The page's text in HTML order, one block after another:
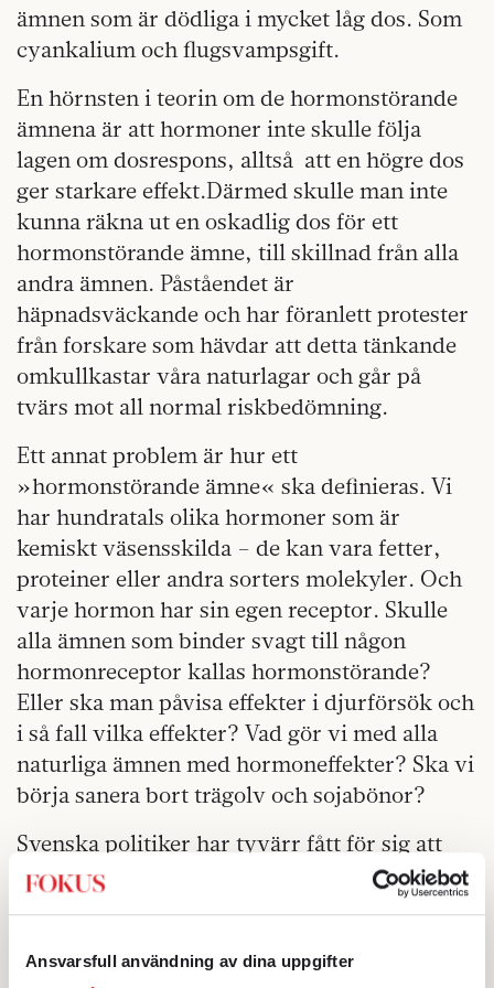
Ansvarsfull användning av dina uppgifter
ämnen som är dödliga i mycket låg dos. Som
cyankalium och flugsvampsgift.
En hörnsten i teorin om de hormonstörande
ämnena är att hormoner inte skulle följa
lagen om dosrespons, alltså att en högre dos
ger starkare effekt.Därmed skulle man inte
kunna räkna ut en oskadlig dos för ett
hormonstörande ämne, till skillnad från alla
andra ämnen. Påståendet är
häpnadsväckande och har föranlett protester
från forskare som hävdar att detta tänkande
omkullkastar våra naturlagar och går på
tvärs mot all normal riskbedömning.
Ett annat problem är hur ett
»hormonstörande ämne« ska definieras. Vi
har hundratals olika hormoner som är
kemiskt väsensskilda – de kan vara fetter,
proteiner eller andra sorters molekyler. Och
varje hormon har sin egen receptor. Skulle
alla ämnen som binder svagt till någon
hormonreceptor kallas hormonstörande?
Eller ska man påvisa effekter i djurförsök och
i så fall vilka effekter? Vad gör vi med alla
naturliga ämnen med hormoneffekter? Ska vi
börja sanera bort trägolv och sojabönor?
Svenska politiker har tyvärr fått för sig att
den som inte köper hormonstörningsteorin
inte snabbt nog lyckades trolla fram en